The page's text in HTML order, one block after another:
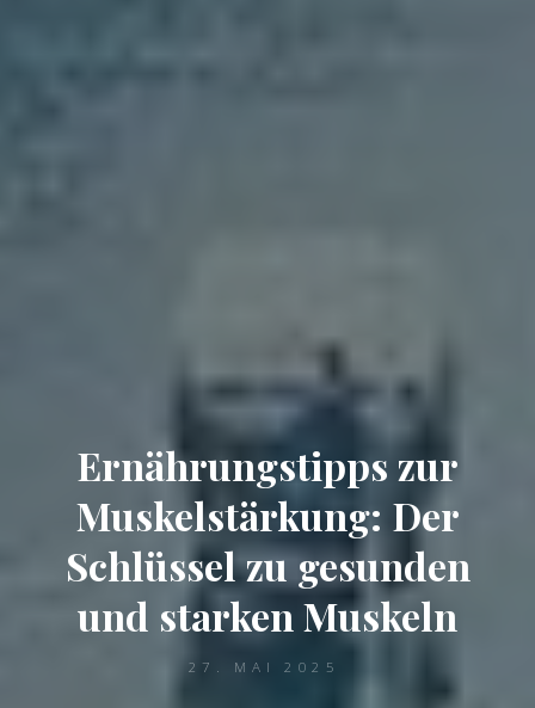
Ernährungstipps zur
Muskelstärkung: Der
Schlüssel zu gesunden
und starken Muskeln
27. MAI 2025